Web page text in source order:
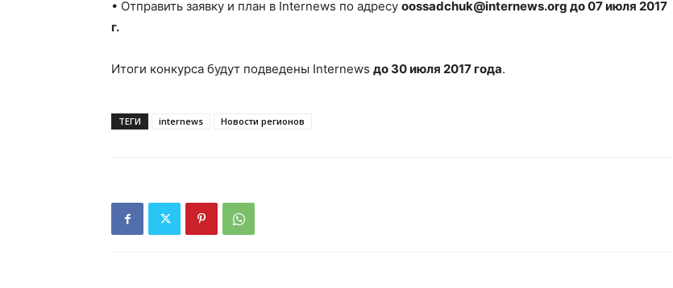
• Отправить заявку и план в Internews по адресу oossadchuk@internews.org до 07 июля 2017
г.
Итоги конкурса будут подведены Internews до 30 июля 2017 года.
ТЕГИ internews Новости регионов